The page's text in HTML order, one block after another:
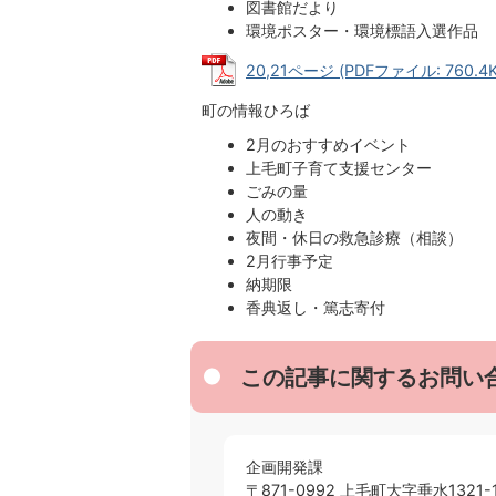
図書館だより
環境ポスター・環境標語入選作品
20,21ページ (PDFファイル:
町の情報ひろば
2月のおすすめイベント
上毛町子育て支援センター
ごみの量
人の動き
夜間・休日の救急診療（相談）
2月行事予定
納期限
香典返し・篤志寄付
この記事に関するお問い
企画開発課
〒871-0992 上毛町大字垂水1321-1